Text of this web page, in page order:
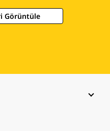
Görüntüle